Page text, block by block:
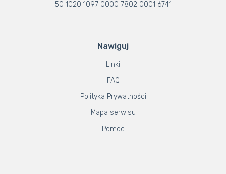
50 1020 1097 0000 7802 0001 6741
Nawiguj
Linki
FAQ
Polityka Prywatności
Mapa serwisu
Pomoc
.